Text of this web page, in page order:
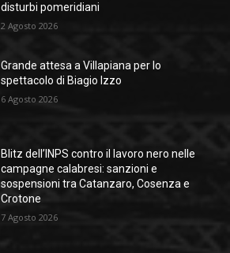
disturbi pomeridiani
2 Agosto 2026
Grande attesa a Villapiana per lo
spettacolo di Biagio Izzo
6 Agosto 2026
Blitz dell’INPS contro il lavoro nero nelle
campagne calabresi: sanzioni e
sospensioni tra Catanzaro, Cosenza e
Crotone
7 Agosto 2026